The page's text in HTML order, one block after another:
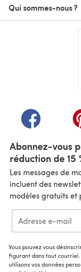
Qui sommes-nous ?
(s'ouvre dans
Abonnez-vous
réduction de 15
Les messages de
incluent des
modèles gratuits et
Vous pouvez vous
figurant dans tout courriel.
utilisons vos données